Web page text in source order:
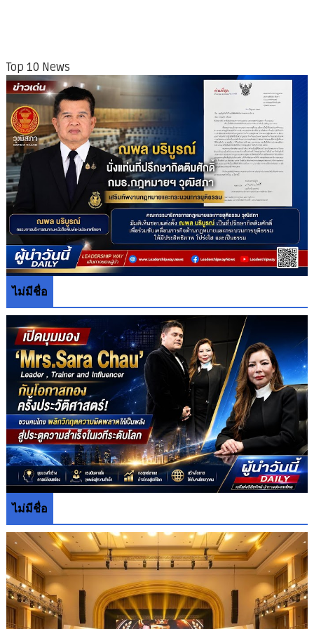
Top 10 News
ไม่มีชื่อ
ไม่มีชื่อ